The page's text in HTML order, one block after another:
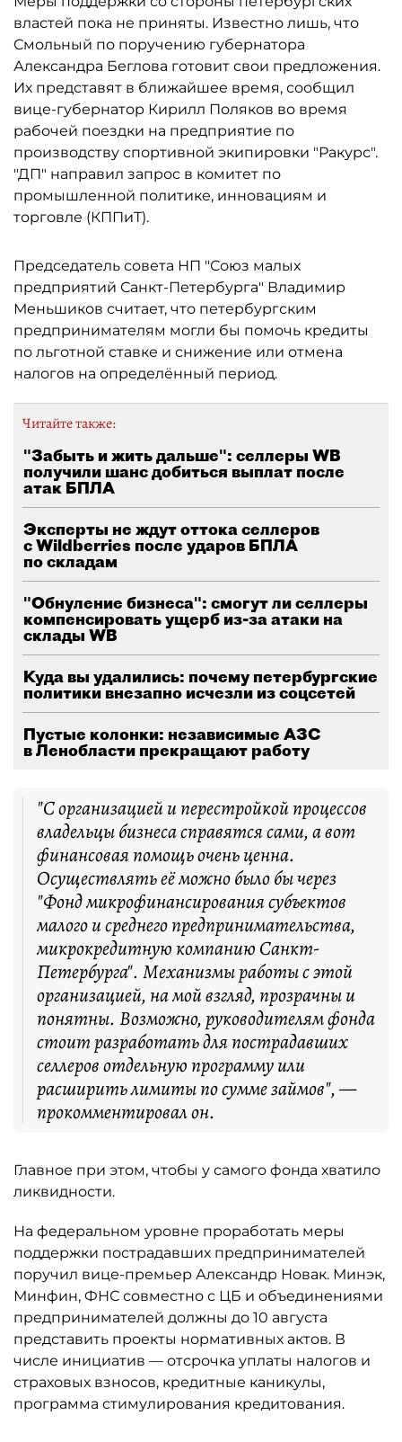
властей пока не приняты. Известно лишь, что
Смольный по поручению губернатора
Александра Беглова готовит свои предложения.
Их представят в ближайшее время, сообщил
вице-губернатор Кирилл Поляков во время
рабочей поездки на предприятие по
производству спортивной экипировки "Ракурс".
"ДП" направил запрос в комитет по
промышленной политике, инновациям и
торговле (КППиТ).
Председатель совета НП "Союз малых
предприятий Санкт-Петербурга" Владимир
Меньшиков считает, что петербургским
предпринимателям могли бы помочь кредиты
по льготной ставке и снижение или отмена
налогов на определённый период.
Читайте также:
"Забыть и жить дальше": селлеры WB
получили шанс добиться выплат после
атак БПЛА
Эксперты не ждут оттока селлеров
с Wildberries после ударов БПЛА
по складам
"Обнуление бизнеса": смогут ли селлеры
компенсировать ущерб из-за атаки на
склады WB
Куда вы удалились: почему петербургские
политики внезапно исчезли из соцсетей
Пустые колонки: независимые АЗС
в Ленобласти прекращают работу
"С организацией и перестройкой процессов
владельцы бизнеса справятся сами, а вот
финансовая помощь очень ценна.
Осуществлять её можно было бы через
"Фонд микрофинансирования субъектов
малого и среднего предпринимательства,
микрокредитную компанию Санкт-
Петербурга". Механизмы работы с этой
организацией, на мой взгляд, прозрачны и
понятны. Возможно, руководителям фонда
стоит разработать для пострадавших
селлеров отдельную программу или
расширить лимиты по сумме займов", —
прокомментировал он.
Главное при этом, чтобы у самого фонда хватило
ликвидности.
На федеральном уровне проработать меры
поддержки пострадавших предпринимателей
поручил вице-премьер Александр Новак. Минэк,
Минфин, ФНС совместно с ЦБ и объединениями
предпринимателей должны до 10 августа
представить проекты нормативных актов. В
числе инициатив — отсрочка уплаты налогов и
страховых взносов, кредитные каникулы,
программа стимулирования кредитования.